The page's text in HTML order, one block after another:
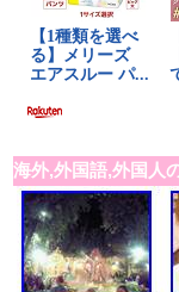
海外,外国語,外国人